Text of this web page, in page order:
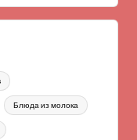
Блюда из молока